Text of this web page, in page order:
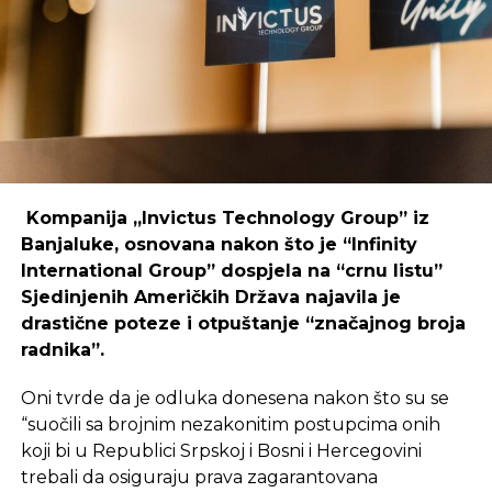
coworking prostori mogu uspješno djelovati i u
regijama koje nisu urbani centri, ali zahtijeva
podršku i ulaganja koja će omogućiti dugoročnu
održivost ovakvih inicijativa.
Ulaganje u coworking prostor u Čapljini moglo bi
postati ključan korak prema stvaranju napredne
poslovne klime, privlačenju novih profesionalaca te
nove projekte i lokalnu ekonomiju.
Kompanija „Invictus Technology Group” iz
Banjaluke, osnovana nakon što je “Infinity
International Group” dospjela na “crnu listu”
Sjedinjenih Američkih Država najavila je
drastične poteze i otpuštanje “značajnog broja
radnika”.
Oni tvrde da je odluka donesena nakon što su se
“suočili sa brojnim nezakonitim postupcima onih
koji bi u Republici Srpskoj i Bosni i Hercegovini
trebali da osiguraju prava zagarantovana